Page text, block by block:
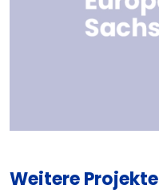
Weitere Projekte